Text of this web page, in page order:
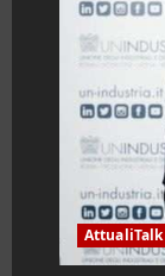
AttualiTalk